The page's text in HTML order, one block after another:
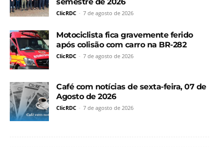
ClicRDC - 7 de agosto de 2026
Motociclista fica gravemente ferido
após colisão com carro na BR-282
ClicRDC - 7 de agosto de 2026
Café com notícias de sexta-feira, 07 de
Agosto de 2026
ClicRDC - 7 de agosto de 2026